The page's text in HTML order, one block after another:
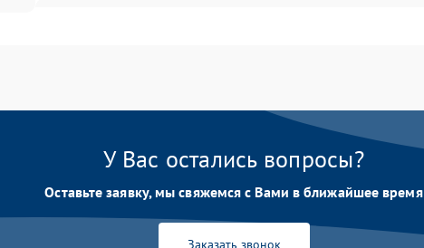
У Вас остались вопросы?
Оставьте заявку, мы свяжемся с Вами в ближайшее время
Заказать звонок